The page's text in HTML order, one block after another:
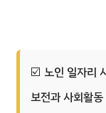
노인 일자리
보전과 사회활